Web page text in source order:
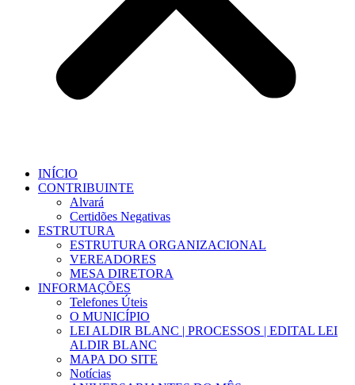
INÍCIO
CONTRIBUINTE
Alvará
Certidões Negativas
ESTRUTURA
ESTRUTURA ORGANIZACIONAL
VEREADORES
MESA DIRETORA
INFORMAÇÕES
Telefones Úteis
O MUNICÍPIO
LEI ALDIR BLANC | PROCESSOS | EDITAL LEI
ALDIR BLANC
MAPA DO SITE
Notícias